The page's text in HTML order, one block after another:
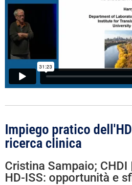
Impiego pratico
ricerca clinica
Cristina Sampaio; CHDI
HD-ISS: opportunità e